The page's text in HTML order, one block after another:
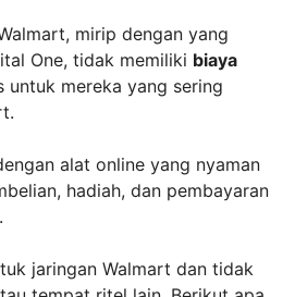
mirip dengan yang
One, tidak memiliki biaya
untuk mereka yang sering
alat online yang nyaman
hadiah, dan pembayaran
jaringan Walmart dan tidak